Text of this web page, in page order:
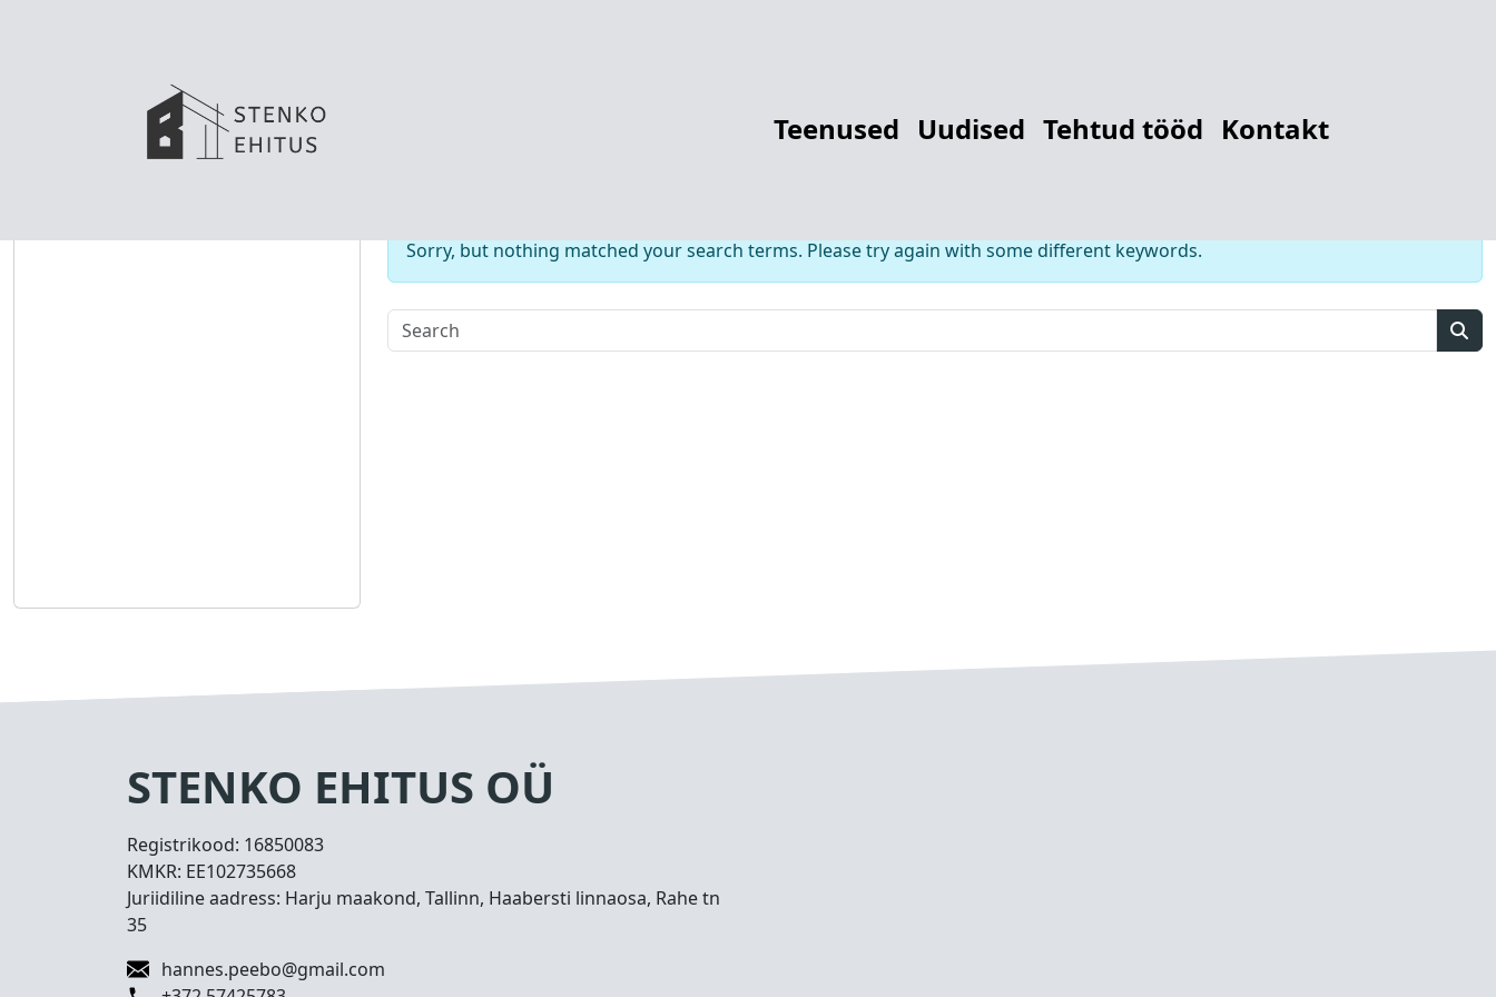
Teenused Uudised Tehtud tööd Kontakt
Nothing Found for1278476031
Sorry, but nothing matched your search terms. Please try again with some different keywords.
STENKO EHITUS OÜ
Registrikood: 16850083
KMKR: EE102735668
Juriidiline aadress: Harju maakond, Tallinn, Haabersti linnaosa, Rahe tn
35
hannes.peebo@gmail.com